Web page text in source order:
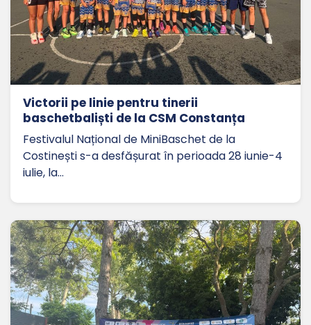
Victorii pe linie pentru tinerii
baschetbaliști de la CSM Constanța
Festivalul Național de MiniBaschet de la
Costinești s-a desfășurat în perioada 28 iunie-4
iulie, la…